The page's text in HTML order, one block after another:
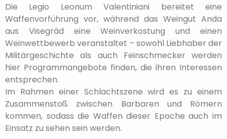
Die Legio Leonum Valentiniani bereitet eine
Waffenvorführung vor, während das Weingut Anda
aus Visegrád eine Weinverkostung und einen
Weinwettbewerb veranstaltet – sowohl Liebhaber der
Militärgeschichte als auch Feinschmecker werden
hier Programmangebote finden, die ihren Interessen
entsprechen.
Im Rahmen einer Schlachtszene wird es zu einem
Zusammenstoß zwischen Barbaren und Römern
kommen, sodass die Waffen dieser Epoche auch im
Einsatz zu sehen sein werden.